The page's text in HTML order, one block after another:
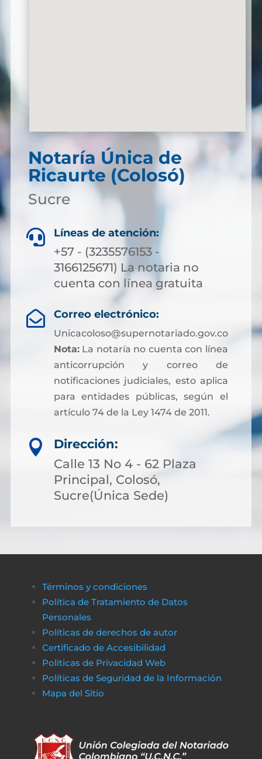
Notaría Única de
Ricaurte (Colosó)
Sucre
 Líneas de atención:
+57 - (3235576153 -
3166125671) La notaria no
cuenta con línea gratuita
 Correo electrónico:
Unicacoloso@supernotariado.gov.co
Nota:La notaría no cuenta con línea
anticorrupción y correo de
notificaciones judiciales, esto aplica
para entidades públicas, según el
artículo 74 de la Ley 1474 de 2011.

Dirección:
Calle 13 No 4 - 62 Plaza
Principal, Colosó,
Sucre(Única Sede)
Términos y condiciones
Política de Tratamiento de Datos
Personales
Políticas de derechos de autor
Certificado de Accesibilidad
Políticas de Privacidad Web
Políticas de Seguridad de la Información
Mapa del Sitio